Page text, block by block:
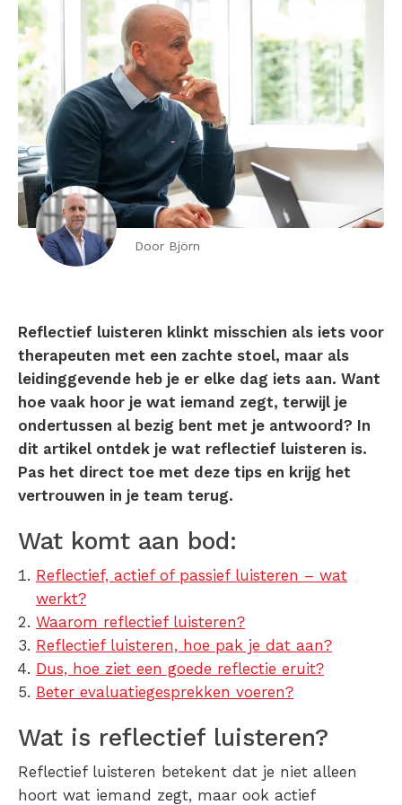
Door Björn
Reflectief luisteren klinkt misschien als iets voor
therapeuten met een zachte stoel, maar als
leidinggevende heb je er elke dag iets aan. Want
hoe vaak hoor je wat iemand zegt, terwijl je
ondertussen al bezig bent met je antwoord? In
dit artikel ontdek je wat reflectief luisteren is.
Pas het direct toe met deze tips en krijg het
vertrouwen in je team terug.
Wat komt aan bod:
Reflectief, actief of passief luisteren – wat
werkt?
Waarom reflectief luisteren?
Reflectief luisteren, hoe pak je dat aan?
Dus, hoe ziet een goede reflectie eruit?
Beter evaluatiegesprekken voeren?
Wat is reflectief luisteren?
Reflectief luisteren betekent dat je niet alleen
hoort wat iemand zegt, maar ook actief